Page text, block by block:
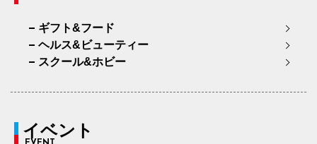
ギフト&フード
ヘルス&ビューティー
スクール&ホビー
イベント